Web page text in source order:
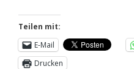
Teilen mit:
E-Mail
Drucken